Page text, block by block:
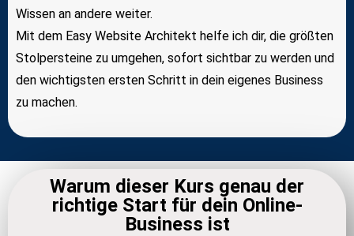
Wissen an andere weiter.
Mit dem Easy Website Architekt helfe ich dir, die größten
Stolpersteine zu umgehen, sofort sichtbar zu werden und
den wichtigsten ersten Schritt in dein eigenes Business
zu machen.
Warum dieser Kurs genau der
richtige Start für dein Online-
Business ist